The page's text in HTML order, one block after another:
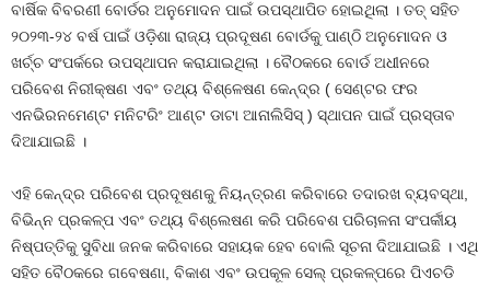
ବାର୍ଷିକ ବିବରଣୀ ବୋର୍ଡର ଅନୁମୋଦନ ପାଇଁ ଉପସ୍ଥାପିତ ହୋଇଥିଲା । ତତ୍ ସହିତ
୨୦୨୩-୨୪ ବର୍ଷ ପାଇଁ ଓଡ଼ିଶା ରାଜ୍ୟ ପ୍ରଦୂଷଣ ବୋର୍ଡକୁ ପାଣ୍ଠି ଅନୁମୋଦନ ଓ
ଖର୍ଚ୍ଚ ସଂପର୍କରେ ଉପସ୍ଥାପନ କରାଯାଇଥିଲା । ବୈଠକରେ ବୋର୍ଡ ଅଧୀନରେ
ପରିବେଶ ନିରୀକ୍ଷଣ ଏବଂ ତଥ୍ୟ ବିଶ୍ଳେଷଣ କେନ୍ଦ୍ର ( ସେଣ୍ଟର ଫର
ଏନଭିରନମେଣ୍ଟ ମନିଟରିଂ ଆଣ୍ଟ ଡାଟା ଆନାଲିସିସ୍ ) ସ୍ଥାପନ ପାଇଁ ପ୍ରସ୍ତାବ
ଦିଆଯାଇଛି ।
ଏହି କେନ୍ଦ୍ର ପରିବେଶ ପ୍ରଦୂଷଣକୁ ନିୟନ୍ତ୍ରଣ କରିବାରେ ତଦାରଖ ବ୍ୟବସ୍ଥା,
ବିଭିନ୍ନ ପ୍ରକଳ୍ପ ଏବଂ ତଥ୍ୟ ବିଶ୍ଲେଷଣ କରି ପରିବେଶ ପରିଚାଳନା ସଂପର୍କୀୟ
ନିଷ୍ପତ୍ତିକୁ ସୁବିଧା ଜନକ କରିବାରେ ସହାୟକ ହେବ ବୋଲି ସୂଚନା ଦିଆଯାଇଛି । ଏଥି
ସହିତ ବୈଠକରେ ଗବେଷଣା, ବିକାଶ ଏବଂ ଉପକୂଳ ସେଲ୍ ପ୍ରକଳ୍ପରେ ପିଏଚଡି